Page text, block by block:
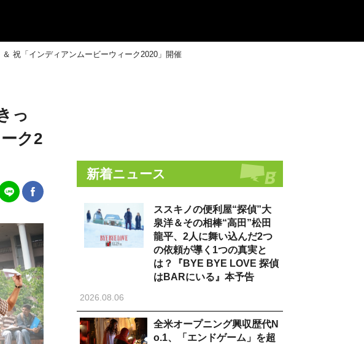
祝「インディアンムービーウィーク2020」開催
っ
ク2
新着ニュース
ススキノの便利屋“探偵”大
泉洋＆その相棒“高田”松田
龍平、2人に舞い込んだ2つ
の依頼が導く1つの真実と
は？『BYE BYE LOVE 探偵
はBARにいる』本予告
2026.08.06
全米オープニング興収歴代N
o.1、「エンドゲーム」を超